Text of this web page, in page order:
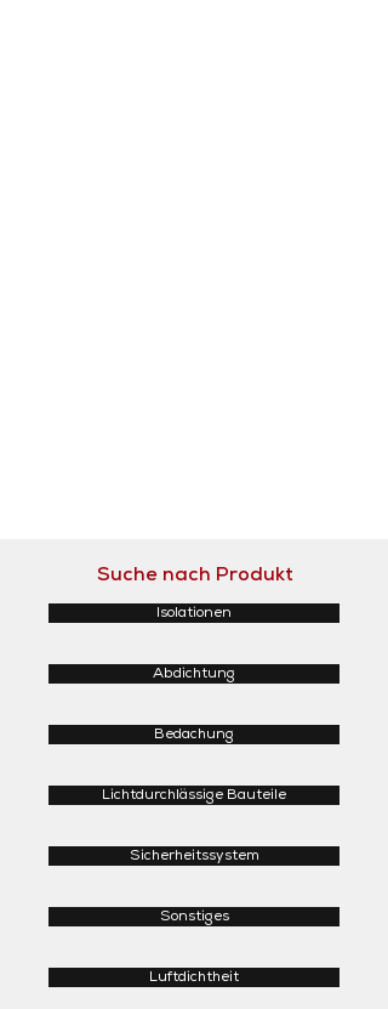
Suche nach Produkt
Isolationen
Abdichtung
Bedachung
Lichtdurchlässige Bauteile
Sicherheitssystem
Sonstiges
Luftdichtheit